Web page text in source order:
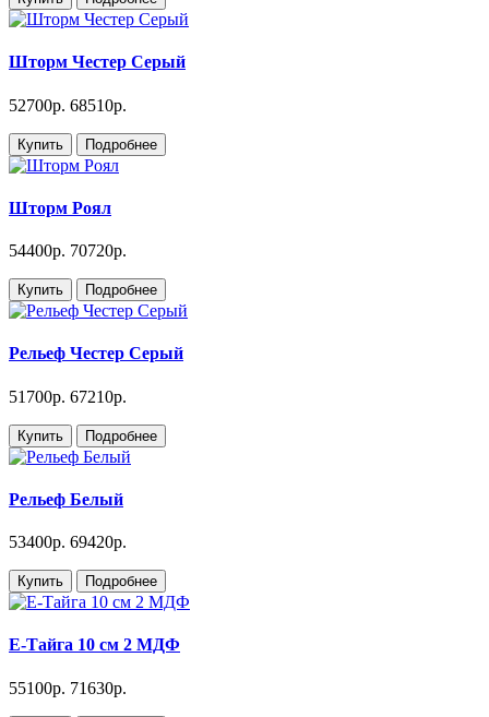
Шторм Честер Серый
52700р. 68510р.
Купить Подробнее
Шторм Роял
54400р. 70720р.
Купить Подробнее
Рельеф Честер Серый
51700р. 67210р.
Купить Подробнее
Рельеф Белый
53400р. 69420р.
Купить Подробнее
Е-Тайга 10 см 2 МДФ
55100р. 71630р.